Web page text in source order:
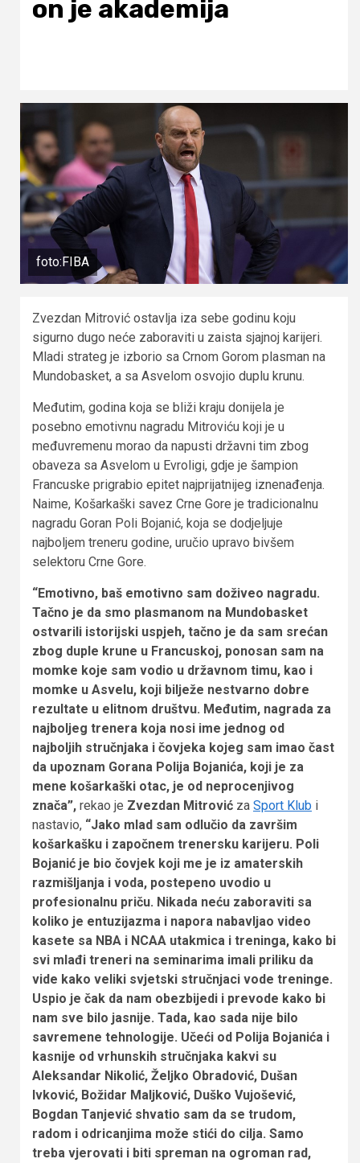
on je akademija
foto:FIBA
Zvezdan Mitrović ostavlja iza sebe godinu koju
sigurno dugo neće zaboraviti u zaista sjajnoj karijeri.
Mladi strateg je izborio sa Crnom Gorom plasman na
Mundobasket, a sa Asvelom osvojio duplu krunu.
Međutim, godina koja se bliži kraju donijela je
posebno emotivnu nagradu Mitroviću koji je u
međuvremenu morao da napusti državni tim zbog
obaveza sa Asvelom u Evroligi, gdje je šampion
Francuske prigrabio epitet najprijatnijeg iznenađenja.
Naime, Košarkaški savez Crne Gore je tradicionalnu
nagradu Goran Poli Bojanić, koja se dodjeljuje
najboljem treneru godine, uručio upravo bivšem
selektoru Crne Gore.
“Emotivno, baš emotivno sam doživeo nagradu.
Tačno je da smo plasmanom na Mundobasket
ostvarili istorijski uspjeh, tačno je da sam srećan
zbog duple krune u Francuskoj, ponosan sam na
momke koje sam vodio u državnom timu, kao i
momke u Asvelu, koji bilježe nestvarno dobre
rezultate u elitnom društvu. Međutim, nagrada za
najboljeg trenera koja nosi ime jednog od
najboljih stručnjaka i čovjeka kojeg sam imao čast
da upoznam Gorana Polija Bojanića, koji je za
mene košarkaški otac, je od neprocenjivog
znača”, rekao je Zvezdan Mitrović za Sport Klub i
nastavio, “Jako mlad sam odlučio da završim
košarkašku i započnem trenersku karijeru. Poli
Bojanić je bio čovjek koji me je iz amaterskih
razmišljanja i voda, postepeno uvodio u
profesionalnu priču. Nikada neću zaboraviti sa
koliko je entuzijazma i napora nabavljao video
kasete sa NBA i NCAA utakmica i treninga, kako bi
svi mlađi treneri na seminarima imali priliku da
vide kako veliki svjetski stručnjaci vode treninge.
Uspio je čak da nam obezbijedi i prevode kako bi
nam sve bilo jasnije. Tada, kao sada nije bilo
savremene tehnologije. Učeći od Polija Bojanića i
kasnije od vrhunskih stručnjaka kakvi su
Aleksandar Nikolić, Željko Obradović, Dušan
Ivković, Božidar Maljković, Duško Vujošević,
Bogdan Tanjević shvatio sam da se trudom,
radom i odricanjima može stići do cilja. Samo
treba vjerovati i biti spreman na ogroman rad,